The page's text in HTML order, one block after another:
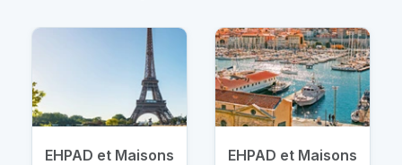
EHPAD et Maisons
EHPAD et Maisons